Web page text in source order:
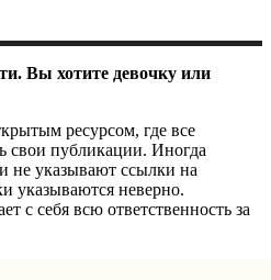
Вы хотите девочку или
ресурсом, где все
свои публикации. Иногда
не указывают ссылки на
указываются неверно.
с себя всю ответственность за